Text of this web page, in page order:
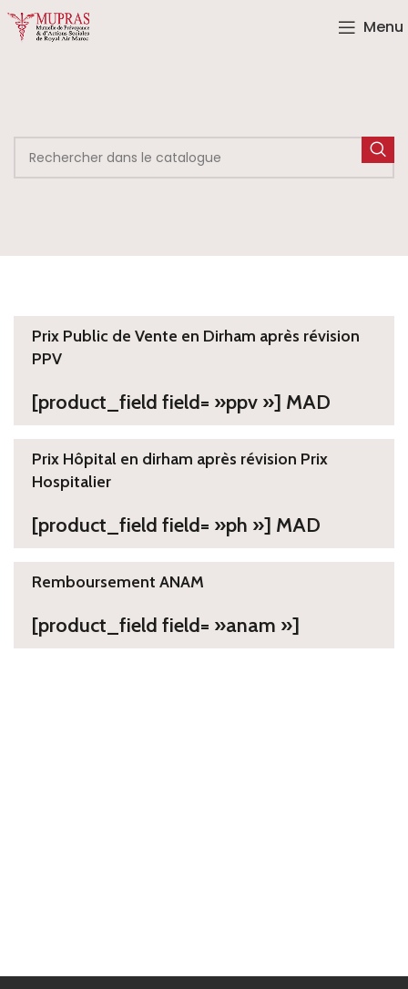
Menu
Prix Public de Vente en Dirham après révision
PPV
[product_field field= »ppv »] MAD
Prix Hôpital en dirham après révision Prix
Hospitalier
[product_field field= »ph »] MAD
Remboursement ANAM
[product_field field= »anam »]